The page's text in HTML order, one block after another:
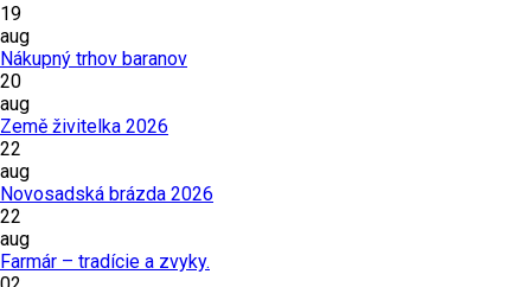
19
aug
Nákupný trhov baranov
20
aug
Země živitelka 2026
22
aug
Novosadská brázda 2026
22
aug
Farmár – tradície a zvyky.